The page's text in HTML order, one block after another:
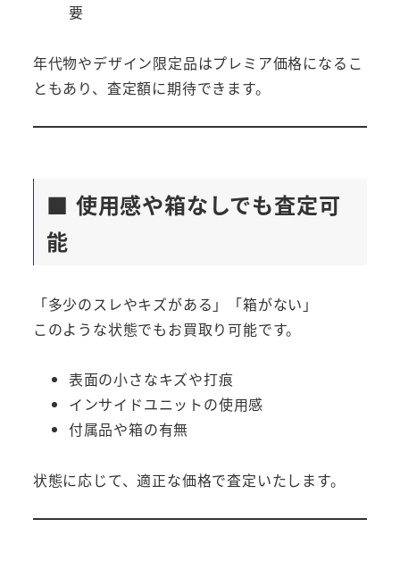
要
年代物やデザイン限定品はプレミア価格になるこ
ともあり、査定額に期待できます。
■ 使用感や箱なしでも査定可
能
「多少のスレやキズがある」「箱がない」
このような状態でもお買取り可能です。
表面の小さなキズや打痕
インサイドユニットの使用感
付属品や箱の有無
状態に応じて、適正な価格で査定いたします。